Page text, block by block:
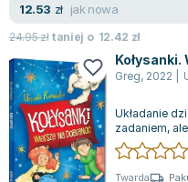
Maria Seweryn
Janina Zającówna
Eric Helms
Anna Prus (oprac.)
Nela Mała Reporterka
Agnieszka Maciąg
Barbara Wrzesińska
12.53 zł jak nowa
24.95złtaniej o 12.42 zł
Greg, 2022
Układanie
zadaniem,
znacznie
Twarda